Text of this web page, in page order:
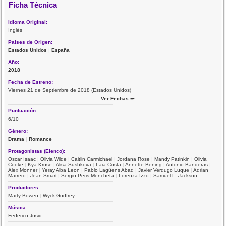
Ficha Técnica
Idioma Original:
Inglés
Paises de Origen:
Estados Unidos |España
Año:
2018
Fecha de Estreno:
Viernes 21 de Septiembre de 2018 (Estados Unidos)
Ver Fechas ➨
Puntuación:
6/10
Género:
Drama |Romance
Protagonistas (Elenco):
Oscar Isaac |Olivia Wilde |Caitlin Carmichael |Jordana Rose |Mandy Patinkin |Olivia
Cooke |Kya Kruse |Alisa Sushkova |Laia Costa |Annette Bening |Antonio Banderas |
Alex Monner|Yeray Alba Leon |Pablo Lagüens Abad |Javier Verdugo Luque |Adrian
Marrero |Jean Smart |Sergio Peris-Mencheta |Lorenza Izzo |Samuel L. Jackson
Productores:
Marty Bowen |Wyck Godfrey
Música:
Federico Jusid